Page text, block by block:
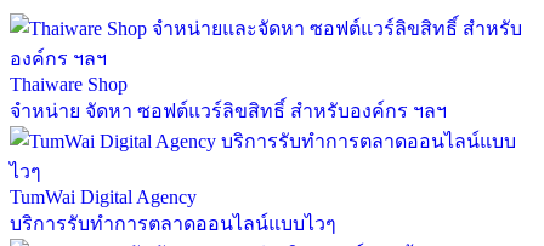
Thaiware Shop
จำหน่าย จัดหา ซอฟต์แวร์ลิขสิทธิ์ สำหรับองค์กร ฯลฯ
TumWai Digital Agency
บริการรับทำการตลาดออนไลน์แบบไวๆ